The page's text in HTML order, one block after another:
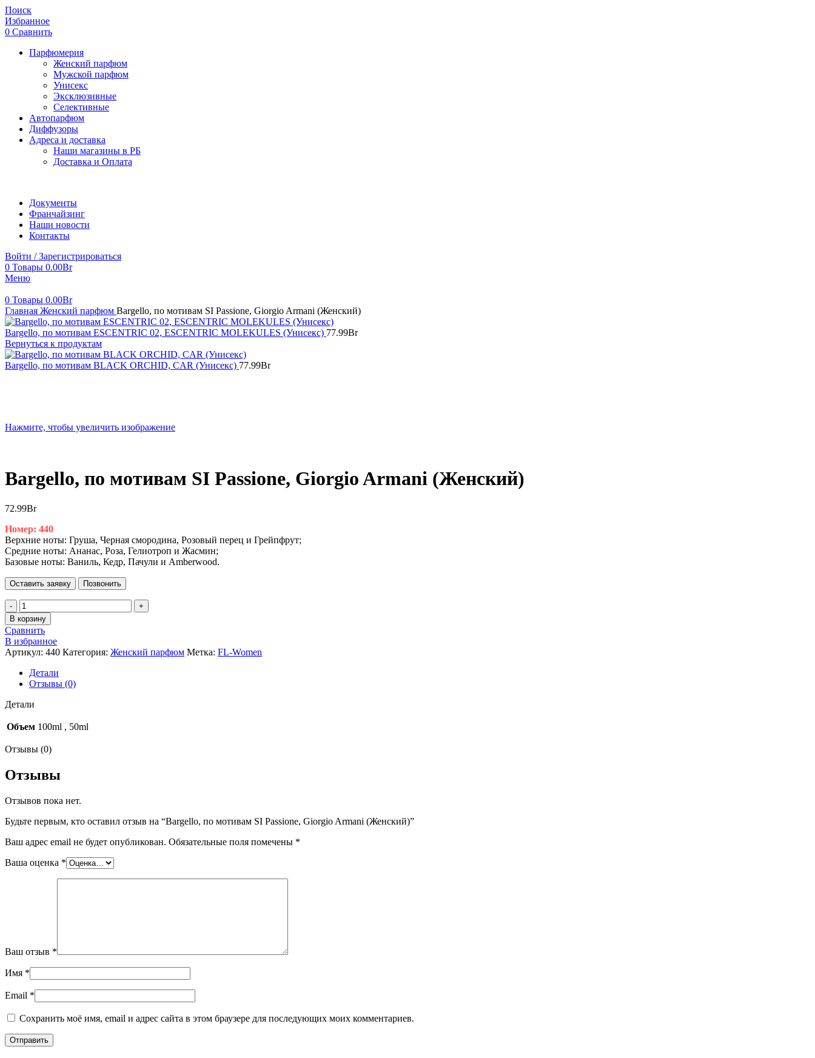
Поиск
Избранное
0 Сравнить
Парфюмерия
Женский парфюм
Мужской парфюм
Унисекс
Эксклюзивные
Селективные
Автопарфюм
Диффузоры
Адреса и доставка
Наши магазины в РБ
Доставка и Оплата
Документы
Франчайзинг
Наши новости
Контакты
Войти / Зарегистрироваться
0 Товары 0.00Br
Меню
0 Товары 0.00Br
Главная Женский парфюм Bargello, по мотивам SI Passione, Giorgio Armani (Женский)
Bargello, по мотивам ESCENTRIC 02, ESCENTRIC MOLEKULES (Унисекс) 77.99Br
Вернуться к продуктам
Bargello, по мотивам BLACK ORCHID, CAR (Унисекс) 77.99Br
Нажмите, чтобы увеличить изображение
Bargello, по мотивам SI Passione, Giorgio Armani (Женский)
72.99Br
Номер: 440
Верхние ноты: Груша, Черная смородина, Розовый перец и Грейпфрут;
Средние ноты: Ананас, Роза, Гелиотроп и Жасмин;
Базовые ноты: Ваниль, Кедр, Пачули и Amberwood.
Оставить заявку Позвонить
Количество
товара
Bargello,
по
мотивам
SI
Passione,
Giorgio
Armani
(Женский)
В корзину
Сравнить
В избранное
Артикул: 440 Категория: Женский парфюм Метка: FL-Women
Детали
Отзывы (0)
Детали
Объем 100ml , 50ml
Отзывы (0)
Отзывы
Отзывов пока нет.
Будьте первым, кто оставил отзыв на “Bargello, по мотивам SI Passione, Giorgio Armani (Женский)”
Ваш адрес email не будет опубликован. Обязательные поля помечены *
Ваша оценка *
Ваш отзыв *
Имя *
Email *
Сохранить моё имя, email и адрес сайта в этом браузере для последующих моих комментариев.